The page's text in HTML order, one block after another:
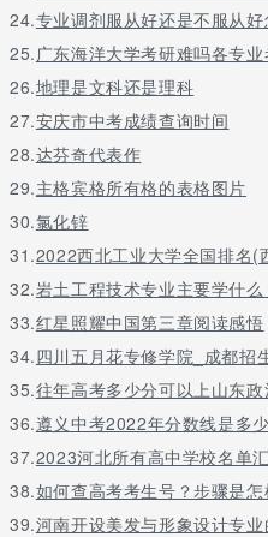
24.专业调剂服从好还是不服从
25.广东海洋大学考研难吗各专
26.地理是文科还是理科
27.安庆市中考成绩查询时间
28.达芬奇代表作
29.主格宾格所有格的表格图片
30.氯化锌
31.2022西北工业大学全国排名(
32.岩土工程技术专业主要学什
33.红星照耀中国第三章阅读感悟
34.四川五月花专修学院_成都招
35.往年高考多少分可以上山东
36.遵义中考2022年分数线是多
37.2023河北所有高中学校名单
38.如何查高考考生号？步骤是怎
39.河南开设美发与形象设计专